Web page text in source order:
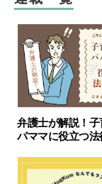
弁護士が解説！
パママに役立つ法